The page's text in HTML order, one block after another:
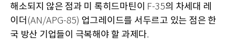
해소되지 않은 점과 미 록히드마틴이
F-35의 차세대 레
이더 (AN/APG-85) 업그레이드를 서두르고 있는 점은 한
국 방산 기업들이 극복해야 할 과제다.